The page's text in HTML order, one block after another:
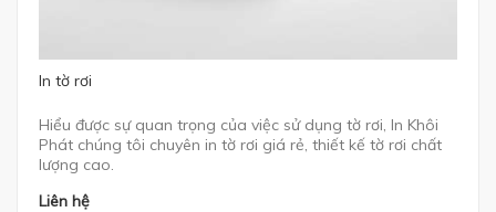
In tờ rơi
Hiểu được sự quan trọng của việc sử dụng tờ rơi, In Khôi
Phát chúng tôi chuyên in tờ rơi giá rẻ, thiết kế tờ rơi chất
lượng cao.
Liên hệ